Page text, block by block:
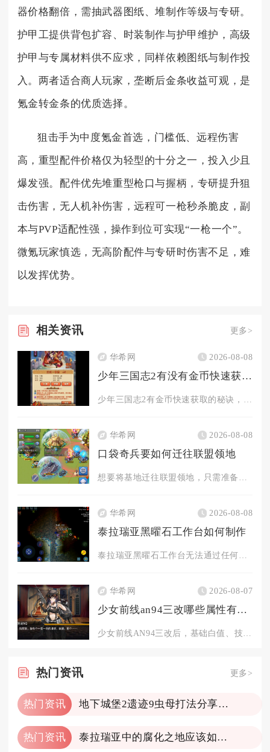
器价格翻倍，需抽武器图纸、堆制作等级与专研。
护甲工提供背包扩容、时装制作与护甲维护，高级
护甲与专属材料供不应求，同样依赖图纸与制作投
入。两者适合商人玩家，垄断后金条收益可观，是
氪金转金条的优质选择。
狙击手为中度氪金首选，门槛低、远程伤害
高，重型配件价格仅为轻型的十分之一，投入少且
爆发强。配件优先堆重型枪口与握柄，专研提升狙
击伤害，无人机补伤害，远程可一枪秒杀脆皮，副
本与PVP适配性强，操作到位可实现“一枪一个”。
微氪玩家慎选，无高阶配件与专研时伤害不足，难
以发挥优势。
相关资讯 更多>
华希网 2026-08-08
少年三国志2有没有金币快速获取的秘诀
少年三国志2有金币快速获取的秘诀，核心在于日常任务拉满、限时...
华希网 2026-08-08
口袋奇兵要如何迁往联盟领地
想要将基地迁往联盟领地，只需准备领土迁城道具、满足迁城前置条...
华希网 2026-08-08
泰拉瑞亚黑曜石工作台如何制作
泰拉瑞亚黑曜石工作台无法通过任何材料在制作站合成获取，只能通...
华希网 2026-08-07
少女前线an94三改哪些属性有变化
少女前线AN94三改后，基础白值、技能机制、影响格效果全部得...
热门资讯 更多>
热门资讯 地下城堡2遗迹9虫母打法分享一下
热门资讯 泰拉瑞亚中的腐化之地应该如何开采